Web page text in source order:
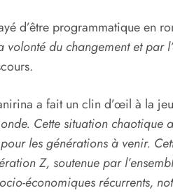
d’être programmatique en
volonté du changement et
a fait un clin d’œil à la
Cette situation chaotique
les générations à venir.
Z, soutenue par
économiques récurrents,